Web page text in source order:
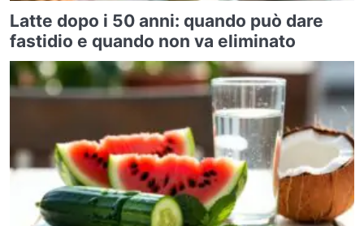
Latte dopo i 50 anni: quando può dare
fastidio e quando non va eliminato